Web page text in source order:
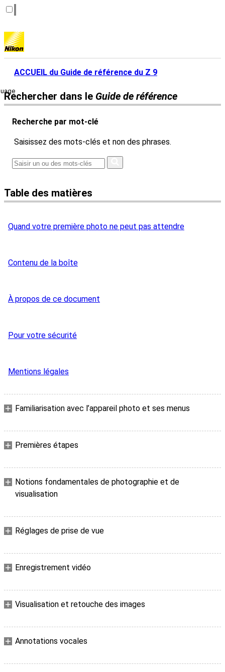
ACCUEIL du Guide de référence du Z 9
Rechercher dans le Guide de référence
Recherche par mot-clé
Saisissez des mots-clés et non des phrases.
Table des matières
Quand votre première photo ne peut pas attendre
Contenu de la boîte
À propos de ce document
Pour votre sécurité
Mentions légales
Familiarisation avec l’appareil photo et ses menus
Premières étapes
Notions fondamentales de photographie et de
visualisation
Réglages de prise de vue
Enregistrement vidéo
Visualisation et retouche des images
Annotations vocales